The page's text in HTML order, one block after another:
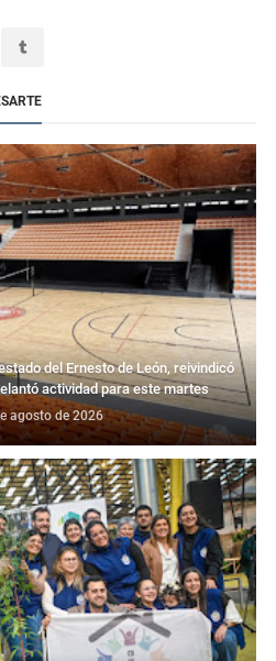
del Ernesto de León, reivindicó
actividad para este martes
agosto de 2026